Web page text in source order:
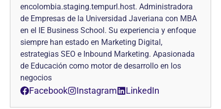
encolombia.staging.tempurl.host. Administradora
de Empresas de la Universidad Javeriana con MBA
en el IE Business School. Su experiencia y enfoque
siempre han estado en Marketing Digital,
estrategias SEO e Inbound Marketing. Apasionada
de Educación como motor de desarrollo en los
negocios
Facebook Instagram LinkedIn